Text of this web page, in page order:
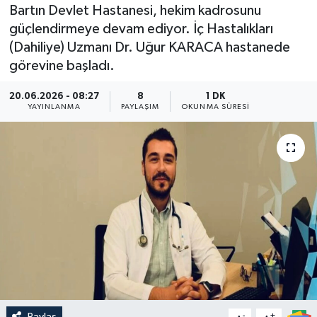
Bartın Devlet Hastanesi, hekim kadrosunu
güçlendirmeye devam ediyor. İç Hastalıkları
(Dahiliye) Uzmanı Dr. Uğur KARACA hastanede
görevine başladı.
20.06.2026 - 08:27
YAYINLANMA
8
PAYLAŞIM
1 DK
OKUNMA SÜRESI
Medya
Sağlık
Sinema
Yaşam